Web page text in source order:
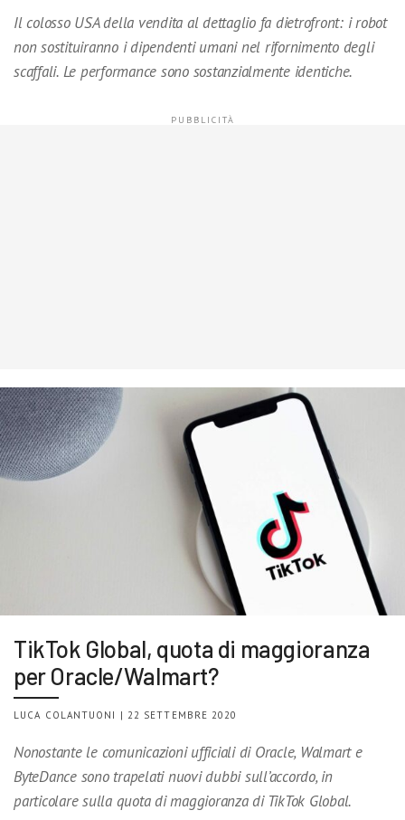
Il colosso USA della vendita al dettaglio fa dietrofront: i robot
non sostituiranno i dipendenti umani nel rifornimento degli
scaffali. Le performance sono sostanzialmente identiche.
TikTok Global, quota di maggioranza
per Oracle/Walmart?
LUCA COLANTUONI | 22 SETTEMBRE 2020
Nonostante le comunicazioni ufficiali di Oracle, Walmart e
ByteDance sono trapelati nuovi dubbi sull’accordo, in
particolare sulla quota di maggioranza di TikTok Global.